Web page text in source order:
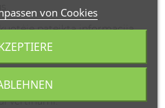
pateiktą informaciją
turės aiškiai
aromatai šiuo metu yra
vertinami.
von Cookies